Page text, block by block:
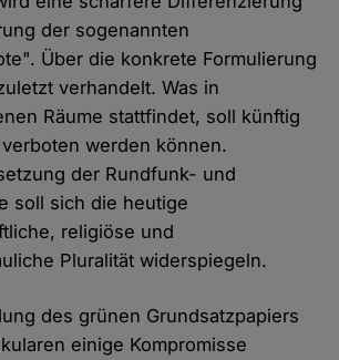
der sogenannten
Über die konkrete Formulierung
verhandelt. Was in
Räume stattfindet, soll künftig
werden können.
der Rundfunk- und
soll sich die heutige
religiöse und
Pluralität widerspiegeln.
des grünen Grundsatzpapiers
einige Kompromisse